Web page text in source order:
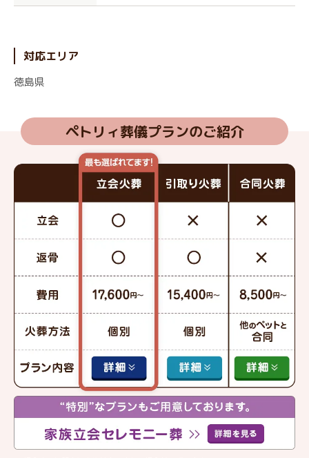
対応エリア
徳島県
ペトリィ葬儀プランのご紹介